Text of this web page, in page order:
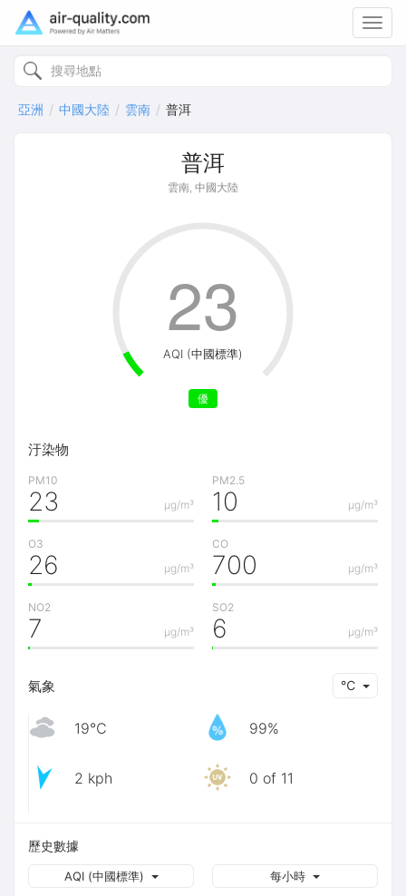
亞洲 中國大陸 雲南 普洱
普洱
雲南, 中國大陸
AQI (中國標準)
優
23
汙染物
PM10
μg/m³
23
PM2.5
μg/m³
10
O3
μg/m³
26
CO
μg/m³
700
NO2
μg/m³
7
SO2
μg/m³
6
氣象 ℃
19℃ 99%
2 kph 0 of 11
歷史數據
每小時
AQI (中國標準)